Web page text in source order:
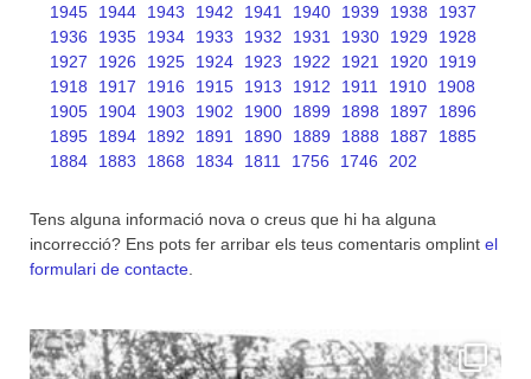
1945
1944 1943 1942 1941 1940 1939 1938
1937
1936
1935 1934 1933 1932 1931 1930 1929
1928
1927
1926 1925 1924 1923 1922 1921 1920
1919
1918
1917 1916 1915 1913 1912 1911 1910
1908
1905
1904 1903 1902 1900 1899 1898 1897
1896
1895
1894 1892 1891 1890 1889 1888 1887
1885
1884
1883 1868 1834 1811 1756 1746 202
Tens alguna informació nova o creus que hi ha alguna
incorrecció? Ens pots fer arribar els teus comentaris omplint el
formulari de contacte